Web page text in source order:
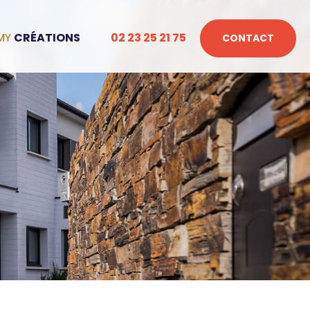
CRÉATIONS 02 23 25 21 75 CONTACT